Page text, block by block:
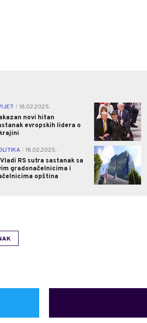
18.02.2025.
novi hitan
evropskih lidera o
1
18.02.2025.
Vladi RS sutra sastanak sa
gradonačelnicima i
opština